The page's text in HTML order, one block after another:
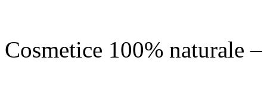
Cosmetice 100% naturale